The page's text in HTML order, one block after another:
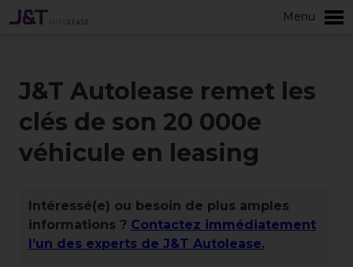
Menu
plus
J&T Autolease remet les
clés de son 20 000e
véhicule en leasing
Intéressé(e) ou besoin de plus amples
informations ? Contactez immédiatement
l’un des experts de J&T Autolease.